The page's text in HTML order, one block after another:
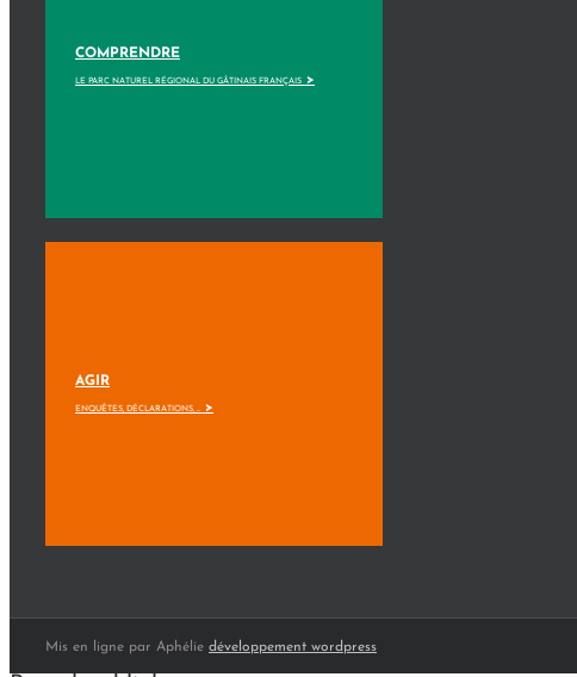
COMPRENDRE
LE PARC NATUREL RÉGIONAL DU GÂTINAIS FRANÇAIS >
AGIR
ENQUÊTES, DÉCLARATIONS, ... >
Mis en ligne par Aphélie développement wordpress